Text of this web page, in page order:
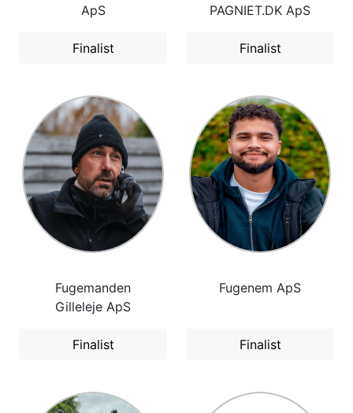
ApS
Finalist
PAGNIET.DK ApS
Finalist
Fugemanden
Gilleleje ApS
Finalist
Fugenem ApS
Finalist